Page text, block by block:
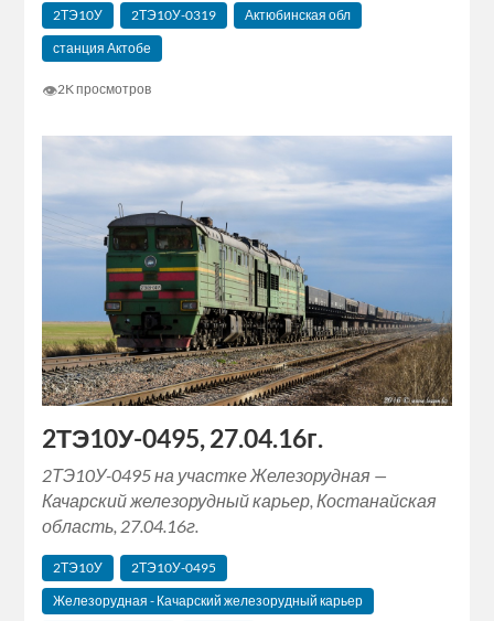
2ТЭ10У 2ТЭ10У-0319
Актюбинская обл
станция Актобе
👁2K просмотров
2ТЭ10У-0495, 27.04.16г.
2ТЭ10У-0495 на участке Железорудная —
Качарский железорудный карьер, Костанайская
область, 27.04.16г.
2ТЭ10У
2ТЭ10У-0495
Железорудная - Качарский железорудный карьер